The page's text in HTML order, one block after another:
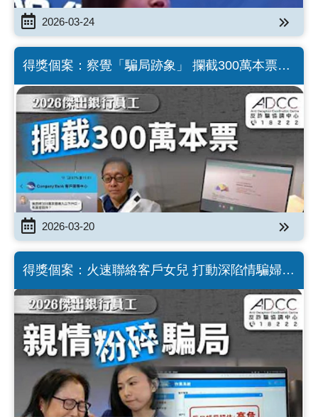
2026-03-24
得獎個案：察覺「騙局跡象」 攔截300萬本票｜
2026傑出銀行員工嘉許典禮（Chinese version
only）
2026-03-20
得獎個案：火速聯絡客戶女兒 打動深陷情騙婦人
｜2026傑出銀行員工嘉許典禮（Chinese
version only）